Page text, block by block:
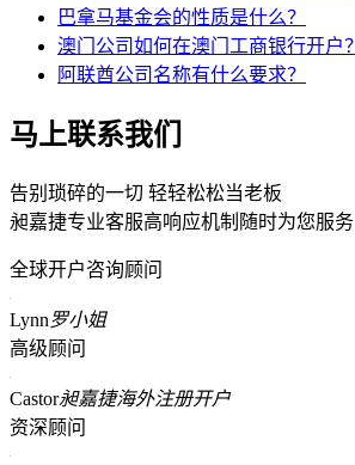
巴拿马基金会的性质是什么？
澳门公司如何在澳门工商银行开户？
阿联酋公司名称有什么要求？
马上联系我们
告别琐碎的一切 轻轻松松当老板
昶嘉捷专业客服高响应机制随时为您服务
全球开户咨询顾问
Lynn罗小姐
高级顾问
Castor昶嘉捷海外注册开户
资深顾问